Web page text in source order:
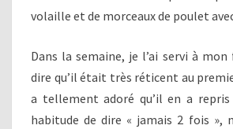
volaille et de morceaux de poulet
Dans la semaine, je l’ai servi à
dire qu’il était très réticent au
a tellement adoré qu’il en a repris
habitude de dire « jamais 2 fois »,